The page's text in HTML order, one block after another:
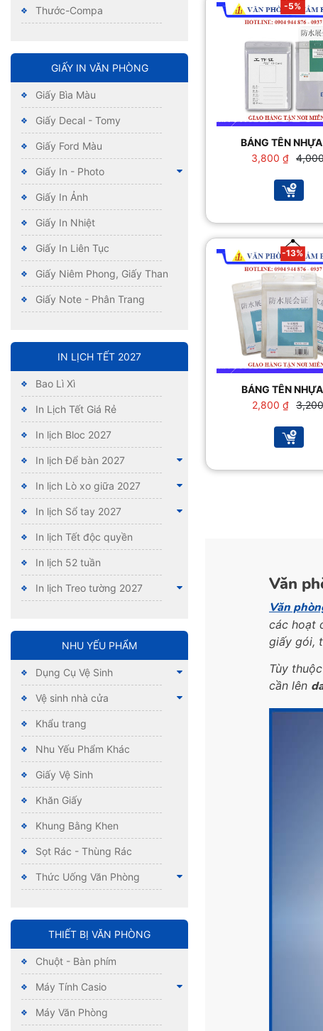
Thước-Compa
GIẤY IN VĂN PHÒNG
Giấy Bìa Màu
Giấy Decal - Tomy
Giấy Ford Màu
Giấy In - Photo
Giấy In Ảnh
Giấy In Nhiệt
Giấy In Liên Tục
Giấy Niêm Phong, Giấy Than
Giấy Note - Phân Trang
IN LỊCH TẾT 2027
Bao Lì Xì
In Lịch Tết Giá Rẻ
In lịch Bloc 2027
In lịch Để bàn 2027
In lịch Lò xo giữa 2027
In lịch Sổ tay 2027
In lịch Tết độc quyền
In lịch 52 tuần
In lịch Treo tường 2027
NHU YẾU PHẨM
Dụng Cụ Vệ Sinh
Vệ sinh nhà cửa
Khẩu trang
Nhu Yếu Phẩm Khác
Giấy Vệ Sinh
Khăn Giấy
Khung Bằng Khen
Sọt Rác - Thùng Rác
Thức Uống Văn Phòng
THIẾT BỊ VĂN PHÒNG
Chuột - Bàn phím
Máy Tính Casio
Máy Văn Phòng
-5%
BẢNG TÊN
Giá
là:
4,000
3,800 ₫ Giá
tại
là:
-13%
BẢNG TÊN
Giá
là:
3,200
2,800 ₫ Giá
tại
là:
Văn
Văn
các hoạt
giấy gói,
Tùy
cần lên